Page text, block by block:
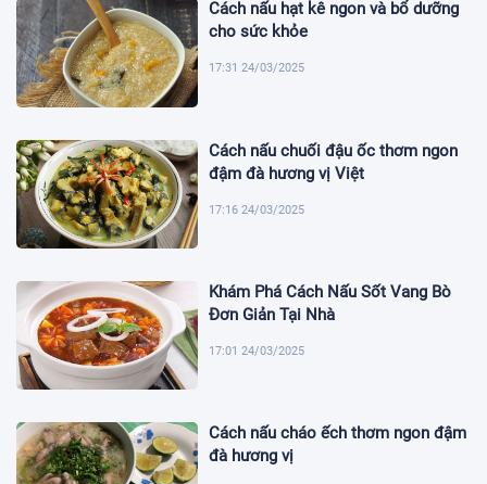
Cách nấu hạt kê ngon và bổ dưỡng
cho sức khỏe
17:31 24/03/2025
Cách nấu chuối đậu ốc thơm ngon
đậm đà hương vị Việt
17:16 24/03/2025
Khám Phá Cách Nấu Sốt Vang Bò
Đơn Giản Tại Nhà
17:01 24/03/2025
Cách nấu cháo ếch thơm ngon đậm
đà hương vị